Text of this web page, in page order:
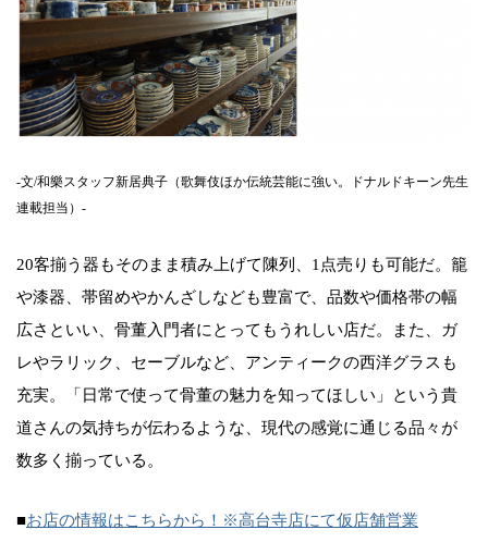
-文/和樂スタッフ新居典子（歌舞伎ほか伝統芸能に強い。ドナルドキーン先生
連載担当）-
20客揃う器もそのまま積み上げて陳列、1点売りも可能だ。籠
や漆器、帯留めやかんざしなども豊富で、品数や価格帯の幅
広さといい、骨董入門者にとってもうれしい店だ。また、ガ
レやラリック、セーブルなど、アンティークの西洋グラスも
充実。「日常で使って骨董の魅力を知ってほしい」という貴
道さんの気持ちが伝わるような、現代の感覚に通じる品々が
数多く揃っている。
■お店の情報はこちらから！※高台寺店にて仮店舗営業